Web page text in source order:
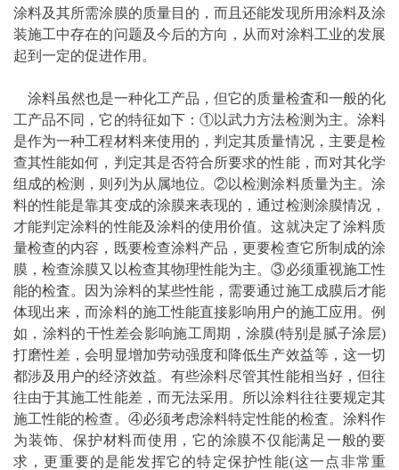
涂料及其所需涂膜的质量目的，而且还能发现所用涂料及涂
装施工中存在的问题及今后的方向，从而对涂料工业的发展
起到一定的促进作用。
涂料虽然也是一种化工产品，但它的质量检査和一般的化
工产品不同，它的特征如下：①以武力方法检测为主。涂料
是作为一种工程材料来使用的，判定其质量情况，主要是检
查其性能如何，判定其是否符合所要求的性能，而对其化学
组成的检测，则列为从属地位。②以检测涂料质量为主。涂
料的性能是靠其变成的涂膜来表现的，通过检测涂膜情况，
才能判定涂料的性能及涂料的使用价值。这就决定了涂料质
量检查的内容，既要检查涂料产品，更要检查它所制成的涂
膜，检查涂膜又以检查其物理性能为主。③必须重视施工性
能的检査。因为涂料的某些性能，需要通过施工成膜后才能
体现出来，而涂料的施工性能直接影响用户的施工应用。例
如，涂料的干性差会影响施工周期，涂膜(特别是腻子涂层)
打磨性差，会明显增加劳动强度和降低生产效益等，这一切
都涉及用户的经济效益。有些涂料尽管其性能相当好，但往
往由于其施工性能差，而无法采用。所以涂料往往要规定其
施工性能的检查。④必须考虑涂料特定性能的检査。涂料作
为装饰、保护材料而使用，它的涂膜不仅能满足一般的要
求，更重要的是能发挥它的特定保护性能(这一点非常重